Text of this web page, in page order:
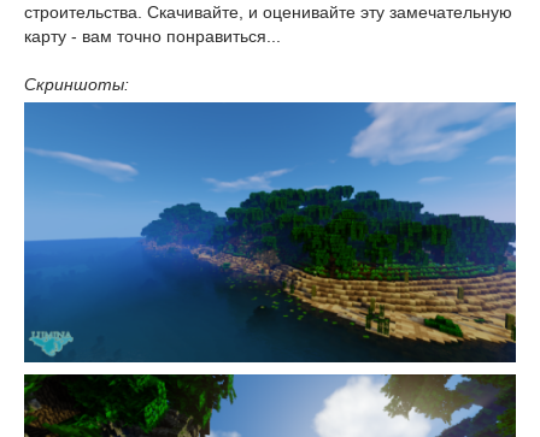
строительства. Скачивайте, и оценивайте эту замечательную
карту - вам точно понравиться...
Скриншоты: